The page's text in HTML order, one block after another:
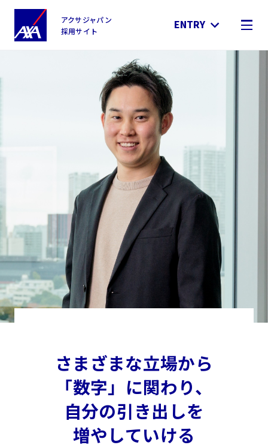
アクサジャパン
採用サイト
ENTRY
さまざまな立場から
「数字」に関わり、
自分の引き出しを
増やしていける